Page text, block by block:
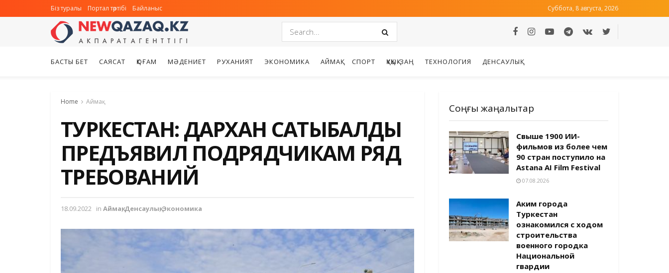
Біз туралы Портал тәртібі Байланыс Суббота, 8 августа, 2026
БАСТЫ БЕТ САЯСАТ ҚОҒАМ МӘДЕНИЕТ РУХАНИЯТ ЭКОНОМИКА АЙМАҚ СПОРТ ҚҰҚЫҚ-ЗАҢ ТЕХНОЛОГИЯ ДЕНСАУЛЫҚ
Home Аймақ
ТУРКЕСТАН: ДАРХАН САТЫБАЛДЫ
ПРЕДЪЯВИЛ ПОДРЯДЧИКАМ РЯД
ТРЕБОВАНИЙ
18.09.2022 in Аймақ,Денсаулық,Экономика
Соңғы жаңалықтар
Свыше 1900 ИИ-
фильмов из более чем
90 стран поступило на
Astana AI Film Festival
07.08.2026
Аким города
Туркестан
ознакомился с ходом
строительства
военного городка
Национальной
гвардии